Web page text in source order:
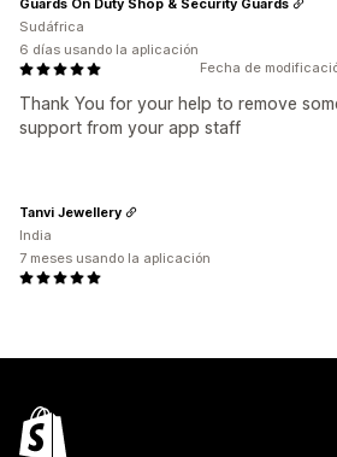
Fecha de
Thank You for your help to remove
support from your app staff
Sudáfrica
6 días usando la aplicación
Tanvi Jewellery
India
7 meses usando la aplicación